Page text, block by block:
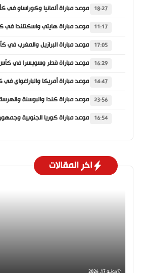
18:27
11:17
17:05
16:29
14:47
23:56
16:54
اخر المقالات